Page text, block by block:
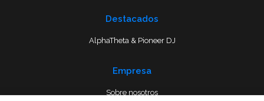
Destacados
AlphaTheta & Pioneer DJ
Empresa
Sobre nosotros